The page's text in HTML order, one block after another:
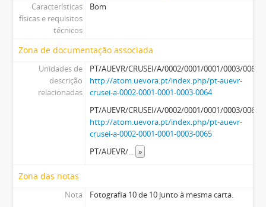
Características
físicas e requisitos
técnicos
Bom
Zona de documentação associada
Unidades de
descrição
relacionadas
PT/AUEVR/CRUSEI/A/0002/0001/0001/0003/0064
http://atom.uevora.pt/index.php/pt-auevr-
crusei-a-0002-0001-0001-0003-0064
PT/AUEVR/CRUSEI/A/0002/0001/0001/0003/0065
http://atom.uevora.pt/index.php/pt-auevr-
crusei-a-0002-0001-0001-0003-0065
PT/AUEVR/... »
Zona das notas
Nota
Fotografia 10 de 10 junto à mesma carta.